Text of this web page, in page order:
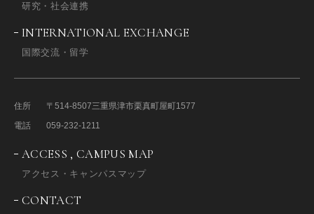
研究・社会連携
INTERNATIONAL EXCHANGE
国際交流・留学
住所 〒514-8507三重県津市栗真町屋町1577
電話
059-232-1211
ACCESS , CAMPUS MAP
アクセス・キャンパスマップ
CONTACT